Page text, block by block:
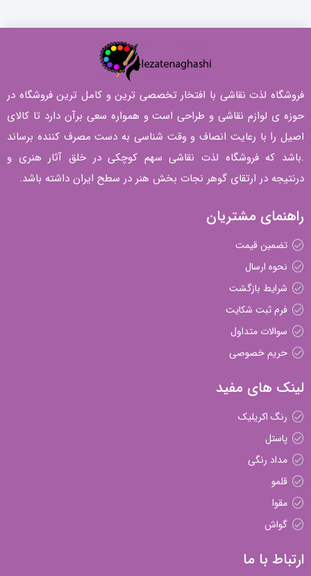
فروشگاه لذت نقاشی با افتخار تخصصی ترین و کامل ترین فروشگاه در
حوزه ی لوازم نقاشی و طراحی است و همواره سعی برآن دارد تا کالای
اصیل را با رعایت انصاف و وقت شناسی به دست مصرف کننده برساند
.باشد که فروشگاه لذت نقاشی سهم کوچکی در خلق آثار هنری و
درنتیجه در ارتقای گوهر نجات بخش هنر در سطح ایران داشته باشد.
راهنمای مشتریان
تضمین قیمت
نحوه ارسال
شرایط بازگشت
فرم ثبت شکایت
سوالات متداول
حریم خصوصی
لینک های مفید
رنگ اکریلیک
پاستل
مداد رنگی
قلمو
مقوا
گواش
ارتباط با ما